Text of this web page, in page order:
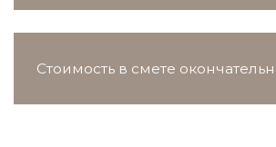
Стоимость в смете